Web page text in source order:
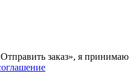
заказ», я принимаю